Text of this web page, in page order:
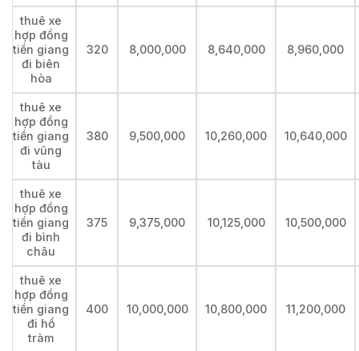
thuê xe
hợp đồng
tiền giang
đi biên
hòa
320 8,000,000 8,640,000 8,960,000
thuê xe
hợp đồng
tiền giang
đi vũng
tàu
380 9,500,000 10,260,000 10,640,000
thuê xe
hợp đồng
tiền giang
đi bình
châu
375 9,375,000 10,125,000 10,500,000
thuê xe
hợp đồng
tiền giang
đi hồ
tràm
400 10,000,000 10,800,000 11,200,000